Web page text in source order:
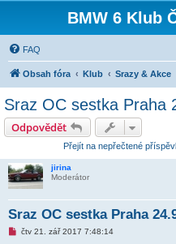
BMW 6 Klub
FAQ
Obsah fóra Klub Srazy & Akce
Sraz OC sestka Praha
Odpovědět
Přejít na nepřečtené
jirina
Moderátor
Sraz OC sestka Praha
Nčtv 21. zář 2017 7:48:14